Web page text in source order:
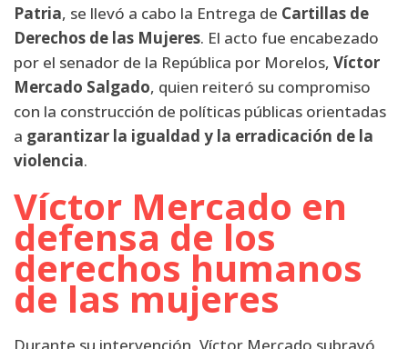
Patria, se llevó a cabo la Entrega de Cartillas de
Derechos de las Mujeres. El acto fue encabezado
por el senador de la República por Morelos, Víctor
Mercado Salgado, quien reiteró su compromiso
con la construcción de políticas públicas orientadas
a garantizar la igualdad y la erradicación de la
violencia.
Víctor Mercado en
defensa de los
derechos humanos
de las mujeres